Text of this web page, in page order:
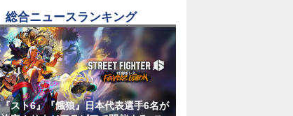
総合ニュースランキング
『スト6』『餓狼』日本代表選手6名が